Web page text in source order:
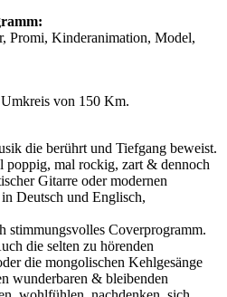
Promi, Kinderanimation, Model,
von 150 Km.
die berührt und Tiefgang beweist.
poppig, mal rockig, zart & dennoch
Gitarre oder modernen
Deutsch und Englisch,
stimmungsvolles Coverprogramm.
die selten zu hörenden
die mongolischen Kehlgesänge
wunderbaren & bleibenden